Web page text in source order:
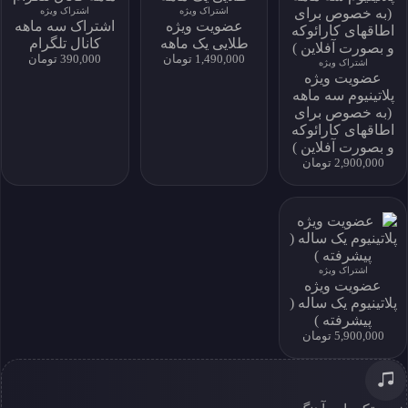
download history
my download
پروفایل و دانلود
پروفایل و دانلود
نماد اعتماد الکترونیکی
خانه
خواننده‌ها
جستجو
سبک ها
تماس
درباره ما
اشتراک
سوالات متداول
دسترسی به آرشیو کامل و امکان دانلود نامحدود
اشتراک ویژه
عضویت ویژه
پلاتینیوم سه ماهه
(به خصوص برای
اطاقهای کارائوکه
و بصورت آفلاین )
2,900,000 تومان
اشتراک ویژه
عضویت ویژه
طلایی یک ماهه
1,490,000 تومان
اشتراک ویژه
اشتراک سه ماهه
کانال تلگرام
390,000 تومان
اشتراک ویژه
عضویت ویژه
پلاتینیوم یک ساله (
پیشرفته )
5,900,000 تومان